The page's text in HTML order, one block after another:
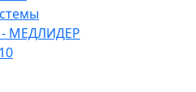
- МЕДЛИДЕР